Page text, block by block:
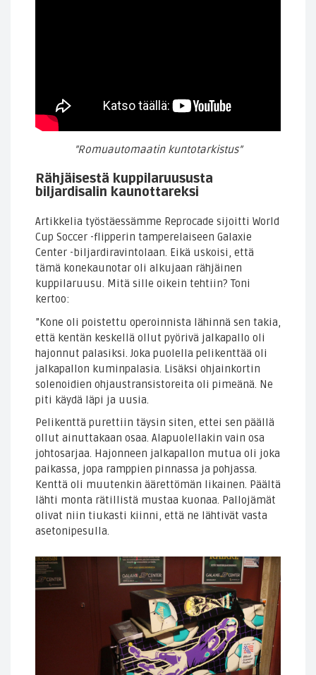
”Romuautomaatin kuntotarkistus”
Rähjäisestä kuppilaruususta
biljardisalin kaunottareksi
Artikkelia työstäessämme Reprocade sijoitti World
Cup Soccer -flipperin tamperelaiseen Galaxie
Center -biljardiravintolaan. Eikä uskoisi, että
tämä konekaunotar oli alkujaan rähjäinen
kuppilaruusu. Mitä sille oikein tehtiin? Toni
kertoo:
”Kone oli poistettu operoinnista lähinnä sen takia,
että kentän keskellä ollut pyörivä jalkapallo oli
hajonnut palasiksi. Joka puolella pelikenttää oli
jalkapallon kuminpalasia. Lisäksi ohjainkortin
solenoidien ohjaustransistoreita oli pimeänä. Ne
piti käydä läpi ja uusia.
Pelikenttä purettiin täysin siten, ettei sen päällä
ollut ainuttakaan osaa. Alapuolellakin vain osa
johtosarjaa. Hajonneen jalkapallon mutua oli joka
paikassa, jopa ramppien pinnassa ja pohjassa.
Kenttä oli muutenkin äärettömän likainen. Päältä
lähti monta rätillistä mustaa kuonaa. Pallojämät
olivat niin tiukasti kiinni, että ne lähtivät vasta
asetonipesulla.